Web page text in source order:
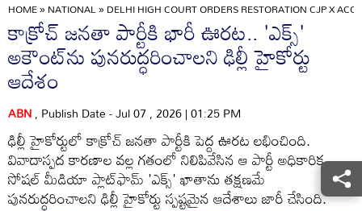
HOME»NATIONAL»DELHI HIGH COURT ORDERS RESTORATION CJP X
కాక్రోచ్ జనతా పార్టీకి భారీ ఊరట.. 'ఎక్స్'
అకౌంట్‌ను పునరుద్ధరించాలని ఢిల్లీ హైకోర్టు
ఆదేశం
ABN, Publish Date - Jul 07 , 2026 | 01:25 PM
ఢిల్లీ హైకోర్టులో కాక్రోచ్ జనతా పార్టీకి పెద్ద ఊరట లభించింది.
వివాదాస్పద కారణాల వల్ల గతంలో నిలిపివేసిన ఆ పార్టీ అధికారిక
సోషల్ మీడియా ప్లాట్‌ఫామ్ 'ఎక్స్' ఖాతాను తక్షణమే
పునరుద్ధరించాలని ఢిల్లీ హైకోర్టు స్పష్టమైన ఆదేశాలు జారీ చేసింది.